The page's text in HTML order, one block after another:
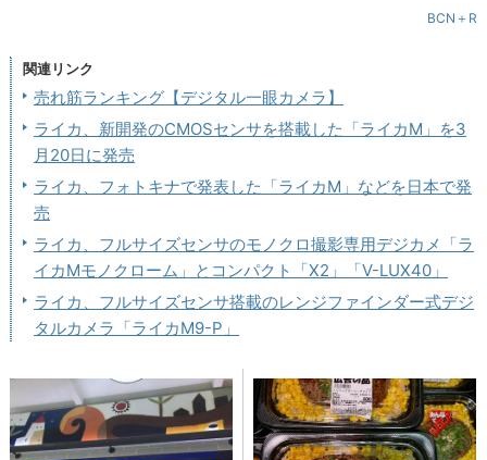
BCN＋R
関連リンク
売れ筋ランキング【デジタル一眼カメラ】
ライカ、新開発のCMOSセンサを搭載した「ライカM」を3
月20日に発売
ライカ、フォトキナで発表した「ライカM」などを日本で発
売
ライカ、フルサイズセンサのモノクロ撮影専用デジカメ「ラ
イカMモノクローム」とコンパクト「X2」「V-LUX40」
ライカ、フルサイズセンサ搭載のレンジファインダー式デジ
タルカメラ「ライカM9-P」